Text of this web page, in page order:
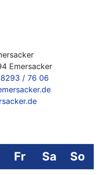
Emersacker
/ 76 06
Fr Sa
So